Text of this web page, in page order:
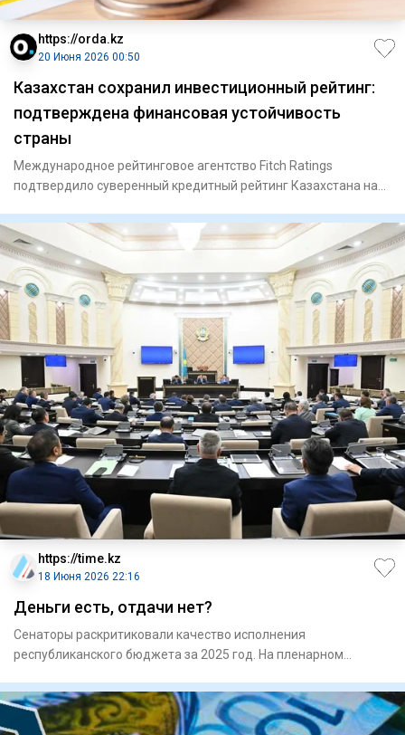
https://orda.kz
20 Июня 2026 00:50
Казахстан сохранил инвестиционный рейтинг:
подтверждена финансовая устойчивость
страны
Международное рейтинговое агентство Fitch Ratings
подтвердило суверенный кредитный рейтинг Казахстана на
https://time.kz
18 Июня 2026 22:16
Деньги есть, отдачи нет?
Сенаторы раскритиковали качество исполнения
республиканского бюджета за 2025 год. На пленарном